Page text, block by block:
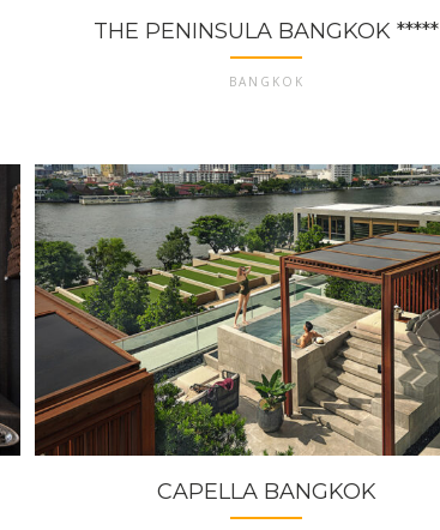
THE PENINSULA BANGKOK *****
BANGKOK
CAPELLA BANGKOK